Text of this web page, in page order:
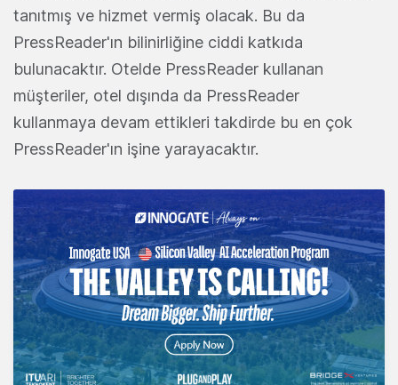
tanıtmış ve hizmet vermiş olacak. Bu da
PressReader'ın bilinirliğine ciddi katkıda
bulunacaktır. Otelde PressReader kullanan
müşteriler, otel dışında da PressReader
kullanmaya devam ettikleri takdirde bu en çok
PressReader'ın işine yarayacaktır.